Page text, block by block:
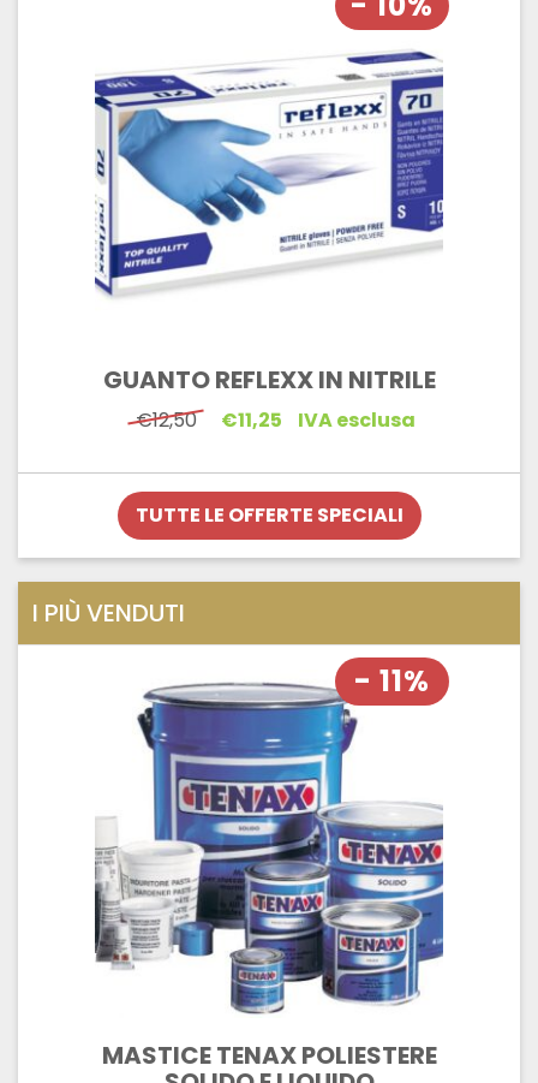
GUANTO REFLEXX IN NITRILE
€12,50 Il
era:
€12,50.
€11,25
Il
è:
€11,25.
IVA esclusa
TUTTE LE OFFERTE SPECIALI
I PIÙ VENDUTI
- 11%
MASTICE TENAX POLIESTERE